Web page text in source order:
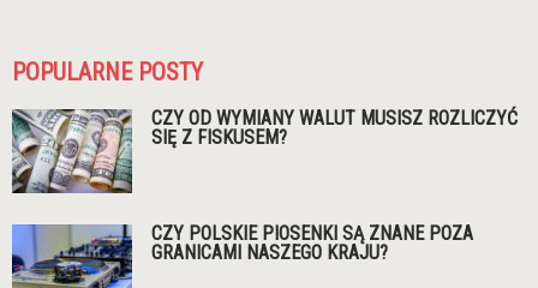
POPULARNE POSTY
CZY OD WYMIANY WALUT MUSISZ ROZLICZYĆ
SIĘ Z FISKUSEM?
CZY POLSKIE PIOSENKI SĄ ZNANE POZA
GRANICAMI NASZEGO KRAJU?